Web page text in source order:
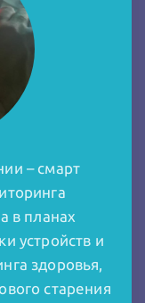
– смарт
в планах
устройств и
здоровья,
старения